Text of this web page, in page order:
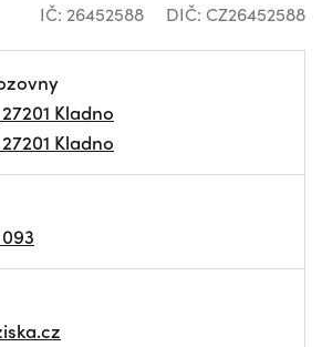
IČ: 26452588 DIČ: CZ26452588
Kladno
Kladno